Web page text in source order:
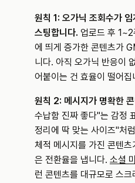
원칙 1: 오가닉 조회수가
스팅합니다. 업로드 후
에 띄게 증가한 콘텐츠가
니다. 아직 오가닉 반응이
어붙이는 건 효율이 떨어집
원칙 2: 메시지가 명확한
수납함 진짜 좋다"는 감정
정리에 딱 맞는 사이즈"처
체적 메시지를 가진 콘텐
은 전환율을 냅니다. 소셜
런 콘텐츠를 대규모로 스